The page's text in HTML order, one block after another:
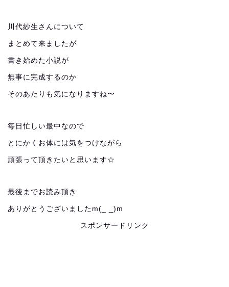
川代紗生さんについて
まとめて来ましたが
書き始めた小説が
無事に完成するのか
そのあたりも気になりますね〜
毎日忙しい最中なので
とにかくお体には気をつけながら
頑張って頂きたいと思います☆
最後までお読み頂き
ありがとうございましたm(_ _)m
スポンサードリンク